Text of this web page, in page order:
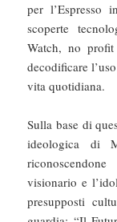
per l’Espresso
scoperte
Watch, no
decodificare
vita quotidiana.
Sulla base di
ideologica di
visionario e
presupposti